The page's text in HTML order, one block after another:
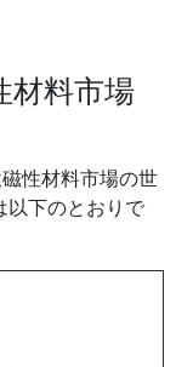
材料市場
性材料市場の世
以下のとおりで